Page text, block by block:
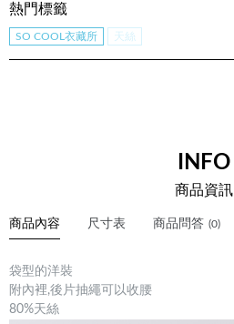
熱門標籤
SO COOL衣藏所 天絲
INFO
商品資訊
商品內容 尺寸表 商品問答 (0)
袋型的洋裝
附內裡,後片抽繩可以收腰
80%天絲